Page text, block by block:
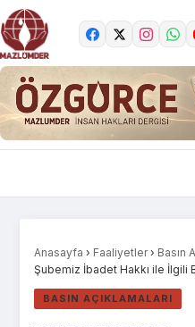
Anasayfa › Faaliyetler › Basın
Şubemiz İbadet Hakkı ile İlgili
BASIN AÇIKLAMALARI